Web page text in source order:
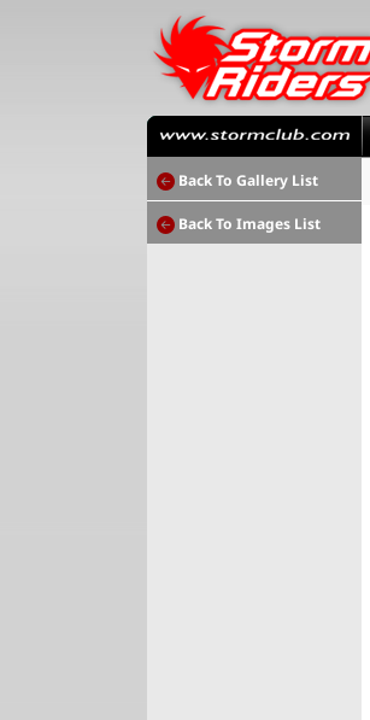
Back To Gallery List
Back To Images List